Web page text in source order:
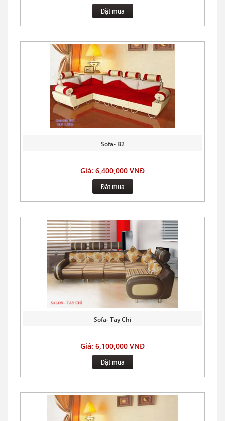
Đặt mua
Sofa- B2
Giá: 6,400,000 VNĐ
Đặt mua
Sofa- Tay Chỉ
Giá: 6,100,000 VNĐ
Đặt mua